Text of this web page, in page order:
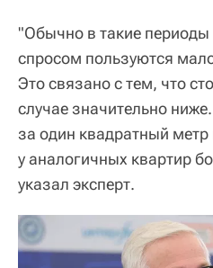
"Обычно в такие
спросом пользуются
Это связано с тем, что
случае значительно
за один квадратный
у аналогичных квартир
указал эксперт.